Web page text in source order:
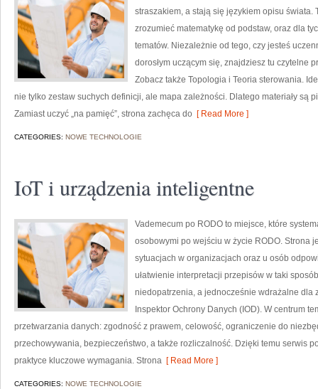
straszakiem, a stają się językiem opisu świata.
zrozumieć matematykę od podstaw, oraz dla
tematów. Niezależnie od tego, czy jesteś
dorosłym uczącym się, znajdziesz tu czytelne
Zobacz także Topologia i Teoria sterowania.
nie tylko zestaw suchych definicji, ale mapa zależności. Dlatego materiały są
Zamiast uczyć „na pamięć”, strona zachęca do [ Read More ]
CATEGORIES: NOWE TECHNOLOGIE
IoT i urządzenia inteligentne
Vademecum po RODO to miejsce, które
osobowymi po wejściu w życie RODO. Strona
sytuacjach w organizacjach oraz u osób
ułatwienie interpretacji przepisów w taki
niedopatrzenia, a jednocześnie wdrażalne dla
Inspektor Ochrony Danych (IOD). W centrum
przetwarzania danych: zgodność z prawem, celowość, ograniczenie do
przechowywania, bezpieczeństwo, a także rozliczalność. Dzięki temu serwis
praktyce kluczowe wymagania. Strona [ Read More ]
CATEGORIES: NOWE TECHNOLOGIE